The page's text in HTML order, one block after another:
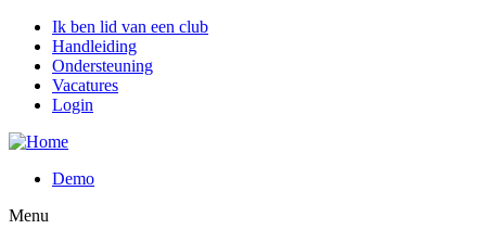
Overslaan
naar
inhoud
Ik ben lid van een club
Handleiding
Ondersteuning
Vacatures
Login
Demo
Menu